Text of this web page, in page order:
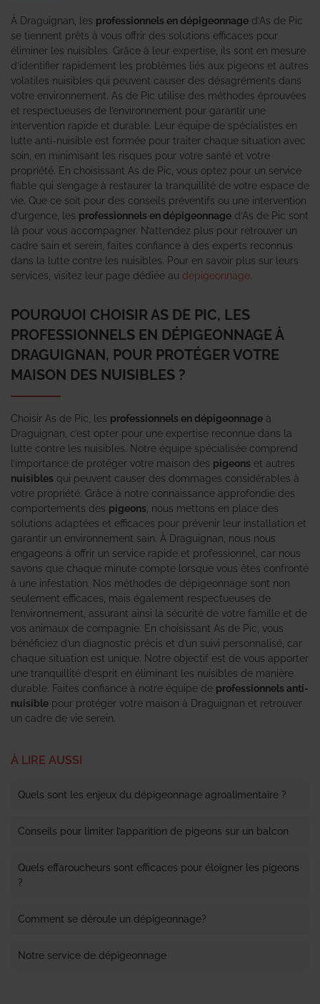
À Draguignan, les professionnels en dépigeonnage d’As de Pic
se tiennent prêts à vous offrir des solutions efficaces pour
éliminer les nuisibles. Grâce à leur expertise, ils sont en mesure
d’identifier rapidement les problèmes liés aux pigeons et autres
volatiles nuisibles qui peuvent causer des désagréments dans
votre environnement. As de Pic utilise des méthodes éprouvées
et respectueuses de l’environnement pour garantir une
intervention rapide et durable. Leur équipe de spécialistes en
lutte anti-nuisible est formée pour traiter chaque situation avec
soin, en minimisant les risques pour votre santé et votre
propriété. En choisissant As de Pic, vous optez pour un service
fiable qui s’engage à restaurer la tranquillité de votre espace de
vie. Que ce soit pour des conseils préventifs ou une intervention
d’urgence, les professionnels en dépigeonnage d’As de Pic sont
là pour vous accompagner. N’attendez plus pour retrouver un
cadre sain et serein, faites confiance à des experts reconnus
dans la lutte contre les nuisibles. Pour en savoir plus sur leurs
services, visitez leur page dédiée au dépigeonnage
POURQUOI CHOISIR AS DE PIC, LES
PROFESSIONNELS EN DÉPIGEONNAGE À
DRAGUIGNAN, POUR PROTÉGER VOTRE
MAISON DES NUISIBLES ?
Choisir As de Pic, les professionnels en dépigeonnage à
Draguignan, c’est opter pour une expertise reconnue dans la
lutte contre les nuisibles. Notre équipe spécialisée comprend
l’importance de protéger votre maison des pigeons et autres
nuisibles qui peuvent causer des dommages considérables à
votre propriété. Grâce à notre connaissance approfondie des
comportements des pigeons , nous mettons en place des
solutions adaptées et efficaces pour prévenir leur installation et
garantir un environnement sain. À Draguignan, nous nous
engageons à offrir un service rapide et professionnel, car nous
savons que chaque minute compte lorsque vous êtes confronté
à une infestation. Nos méthodes de dépigeonnage sont non
seulement efficaces, mais également respectueuses de
l’environnement, assurant ainsi la sécurité de votre famille et de
vos animaux de compagnie. En choisissant As de Pic, vous
bénéficiez d’un diagnostic précis et d’un suivi personnalisé, car
chaque situation est unique. Notre objectif est de vous apporter
une tranquillité d’esprit en éliminant les nuisibles de manière
durable. Faites confiance à notre équipe de professionnels anti-
nuisible pour protéger votre maison à Draguignan et retrouver
un cadre de vie serein.
À LIRE AUSSI
Quels sont les enjeux du dépigeonnage agroalimentaire ?
Conseils pour limiter l’apparition de pigeons sur un balcon
Quels effaroucheurs sont efficaces pour éloigner les pigeons
?
Comment se déroule un dépigeonnage?
Notre service de dépigeonnage